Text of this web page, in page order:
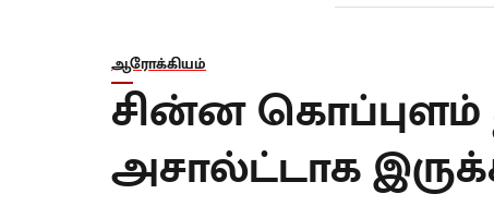
ஆரோக்கியம்
சின்ன
அசால்ட்டாக